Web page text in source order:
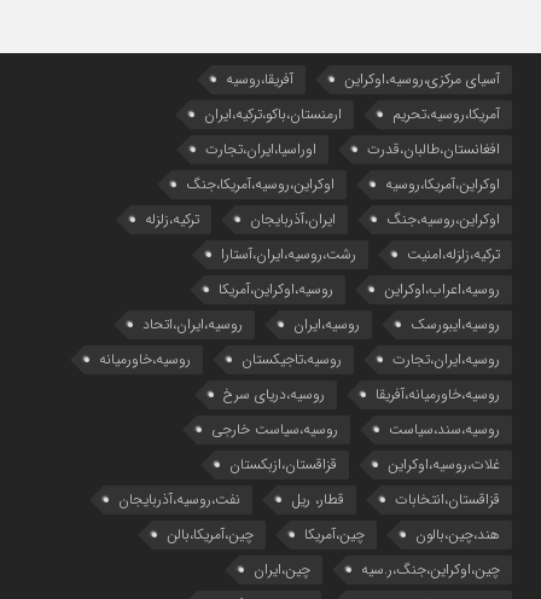
آسیای مرکزی،روسیه،اوکراین
آفریقا،روسیه
آمریکا،روسیه،تحریم
ارمنستان،باکو،ترکیه،ایران
افغانستان،طالبان،قدرت
اوراسیا،ایران،تجارت
اوکراین،آمریکا،روسیه
اوکراین،روسیه،آمریکا،جنگ
اوکراین،روسیه،جنگ
ایران،آذربایجان
ترکیه،زلزله
ترکیه،زلزله،امنیت
رشت،روسیه،ایران،آستارا
روسیه،اعراب،اوکراین
روسیه،اوکراین،آمریکا
روسیه،ایبورسک
روسیه،ایران
روسیه،ایران،اتحاد
روسیه،ایران،تجارت
روسیه،تاجیکستان
روسیه،خاورمیانه
روسیه،خاورمیانه،آفریقا
روسیه،دریای سرخ
روسیه،سند،سیاست
روسیه،سیاست خارجی
غلات،روسیه،اوکراین
قزاقستان،ازبکستان
قزاقستان،انتخابات
قطار، ریل
نفت،روسیه،آذربایجان
هند،چین،بالون
چین،آمریکا
چین،آمریکا،بالن
چین،اوکراین،جنگ،ر.سیه
چین،ایران